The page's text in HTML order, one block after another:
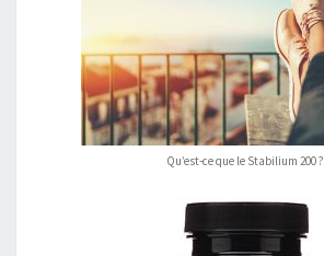
Qu’est-ce que le Stabilium 200 ?